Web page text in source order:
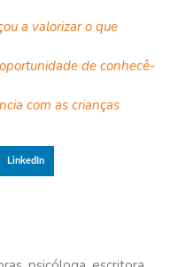
a valorizar o que
de conhecê-
com as crianças
LinkedIn